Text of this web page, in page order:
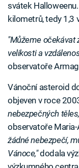
svátek
kilometrů, tedy 1,3
"Můžeme očekávat
velikosti a
observatoře
Vánoční asteroid
objeven v roce
nebezpečných
observatoře
žádné nebezpečí,
Vánoce,"dodala